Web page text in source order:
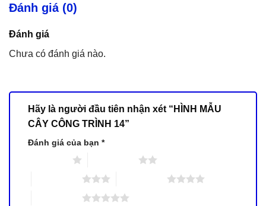
Đánh giá (0)
Đánh giá
Chưa có đánh giá nào.
Hãy là người đầu tiên nhận xét “HÌNH MẪU
CÂY CÔNG TRÌNH 14”
Đánh giá của bạn *